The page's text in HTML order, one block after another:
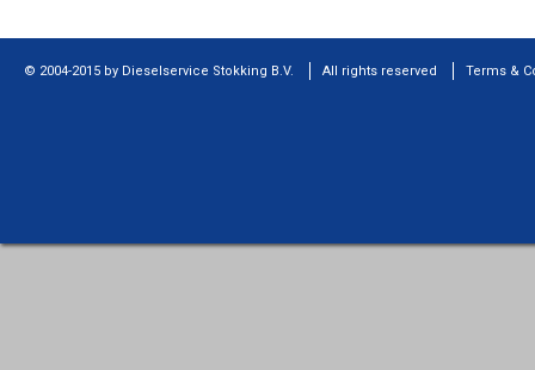
© 2004-2015 by Dieselservice Stokking B.V. All rights reserved Terms &